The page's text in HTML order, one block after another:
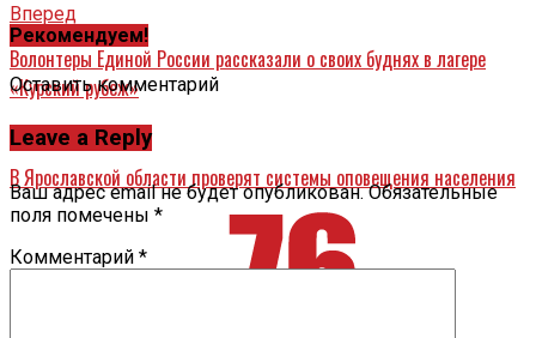
Вперед
Волонтеры Единой России рассказали о своих буднях в лагере
«Курский рубеж»
Назад
В Ярославской области проверят системы оповещения населения
Рекомендуем!
Оставить комментарий
Leave a Reply
Ваш адрес email не будет опубликован. Обязательные
поля помечены *
Комментарий *